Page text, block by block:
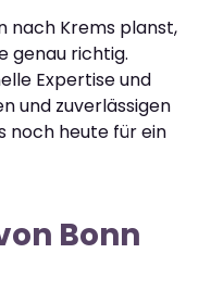
nach Krems planst,
genau richtig.
Expertise und
und zuverlässigen
noch heute für ein
Bonn